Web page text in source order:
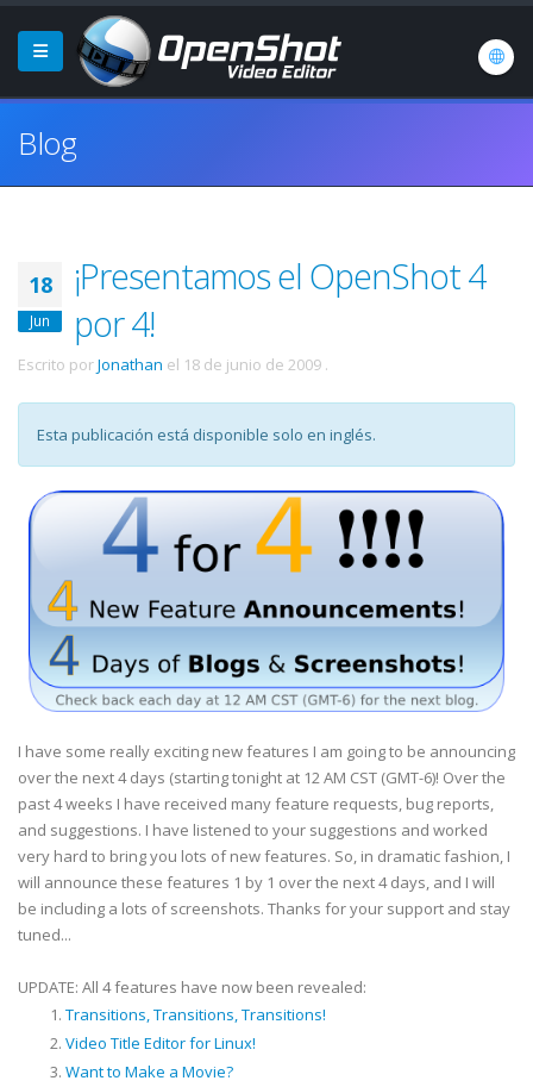
Blog
18
Jun
¡Presentamos el OpenShot 4
por 4!
Escrito porJonathan el 18 de junio de 2009 .
Esta publicación está disponible solo en inglés.
I have some really exciting new features I am going to be announcing
over the next 4 days (starting tonight at 12 AM CST (GMT-6)! Over the
past 4 weeks I have received many feature requests, bug reports,
and suggestions. I have listened to your suggestions and worked
very hard to bring you lots of new features. So, in dramatic fashion, I
will announce these features 1 by 1 over the next 4 days, and I will
be including a lots of screenshots. Thanks for your support and stay
tuned...
UPDATE: All 4 features have now been revealed:
Transitions, Transitions, Transitions!
Video Title Editor for Linux!
Want to Make a Movie?